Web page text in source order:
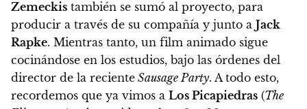
Zemeckis también se sumó al proyecto, para
producir a través de su compañía y junto a Jack
Rapke. Mientras tanto, un film animado sigue
cocinándose en los estudios, bajo las órdenes del
director de la reciente Sausage Party. A todo esto,
recordemos que ya vimos a Los Picapiedras (The